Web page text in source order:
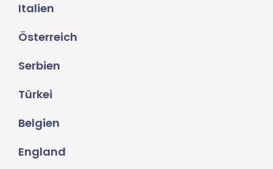
Italien
Österreich
Serbien
Türkei
Belgien
England